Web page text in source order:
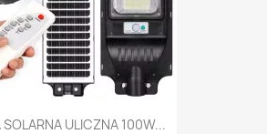
SOLARNA ULICZNA 100W...